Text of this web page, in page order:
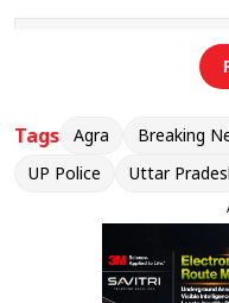
बनीं
‹
बताया जा रहा है कि देर
हंगामा करने लगा।
Tags Agra Breaking
UP Police
Uttar